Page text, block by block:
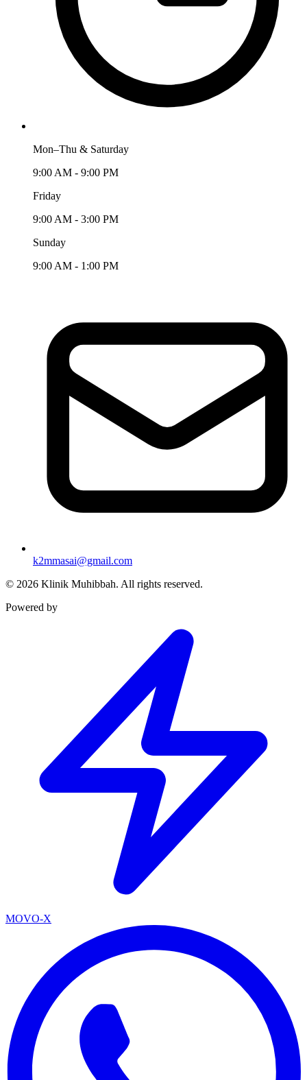
Mon–Thu & Saturday
9:00 AM - 9:00 PM
Friday
9:00 AM - 3:00 PM
Sunday
9:00 AM - 1:00 PM
k2mmasai@gmail.com
© 2026 Klinik Muhibbah. All rights reserved.
Powered by
MOVO-X